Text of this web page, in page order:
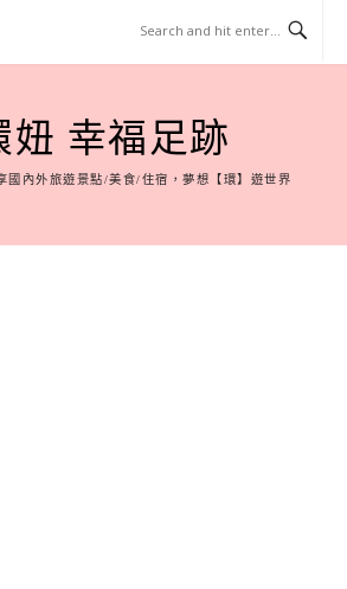
妞 幸福足跡
國內外旅遊景點/美食/住宿，夢想【環】遊世界